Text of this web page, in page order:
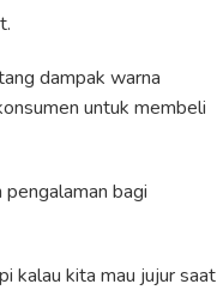
dampak warna
untuk membeli
bagi
kalau kita mau jujur saat